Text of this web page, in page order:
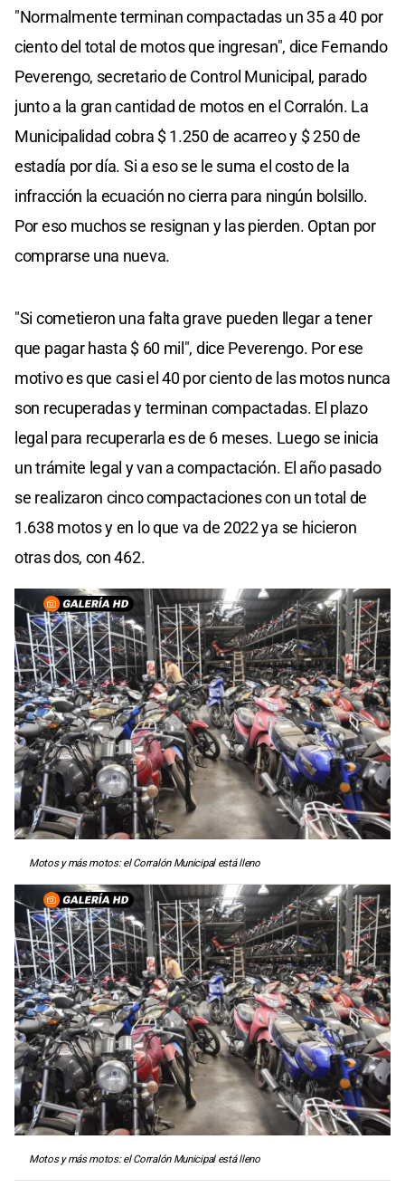
"Normalmente terminan compactadas un 35 a 40 por
ciento del total de motos que ingresan", dice Fernando
Peverengo, secretario de Control Municipal, parado
junto a la gran cantidad de motos en el Corralón. La
Municipalidad cobra $ 1.250 de acarreo y $ 250 de
estadía por día. Si a eso se le suma el costo de la
infracción la ecuación no cierra para ningún bolsillo.
Por eso muchos se resignan y las pierden. Optan por
comprarse una nueva.
"Si cometieron una falta grave pueden llegar a tener
que pagar hasta $ 60 mil", dice Peverengo. Por ese
motivo es que casi el 40 por ciento de las motos nunca
son recuperadas y terminan compactadas. El plazo
legal para recuperarla es de 6 meses. Luego se inicia
un trámite legal y van a compactación. El año pasado
se realizaron cinco compactaciones con un total de
1.638 motos y en lo que va de 2022 ya se hicieron
otras dos, con 462.
Motos y más motos: el Corralón Municipal está lleno
Motos y más motos: el Corralón Municipal está lleno